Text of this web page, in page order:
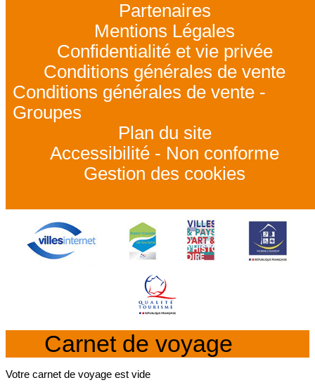
Partenaires
Mentions Légales
Confidentialité et vie privée
Conditions générales de vente
Conditions générales de vente -
Groupes
Plan du site
Accessibilité - Non conforme
Gestion des cookies
Carnet de voyage
Votre carnet de voyage est vide